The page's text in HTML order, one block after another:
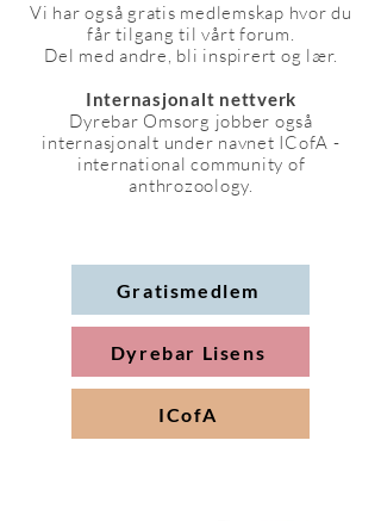
Vi har også gratis medlemskap hvor du
får tilgang til vårt forum.
Del med andre, bli inspirert og lær.
Internasjonalt nettverk
Dyrebar Omsorg jobber også
internasjonalt under navnet ICofA -
international community of
anthrozoology.
Gratismedlem
Dyrebar Lisens
ICofA